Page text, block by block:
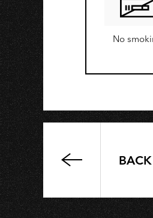
No
鐵
漢
BACK